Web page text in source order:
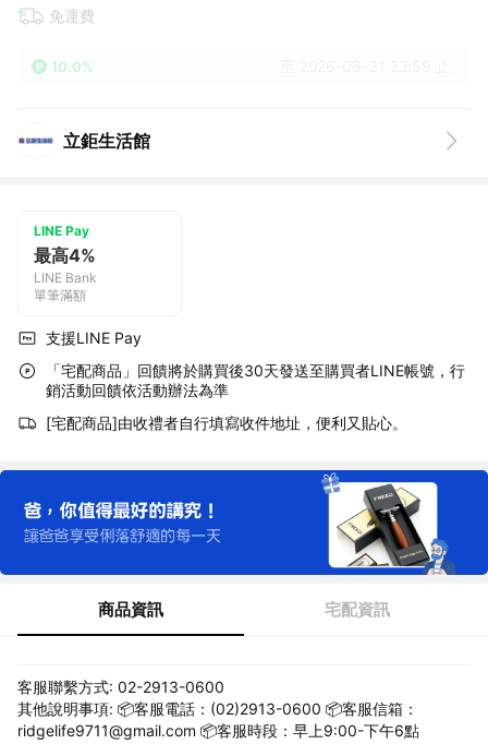
免運費
10.0%
立鉅生活館
LINE Pay
最高4%
LINE Bank
單筆滿額
支援LINE Pay
「宅配商品」回饋將於購買後30天發送至購買者LINE帳號，行
銷活動回饋依活動辦法為準
[宅配商品]由收禮者自行填寫收件地址，便利又貼心。
商品資訊 宅配資訊
客服聯繫方式: 02-2913-0600
其他說明事項: 📦客服電話：(02)2913-0600 📦客服信箱：
ridgelife9711@gmail.com 📦客服時段：早上9:00-下午6點